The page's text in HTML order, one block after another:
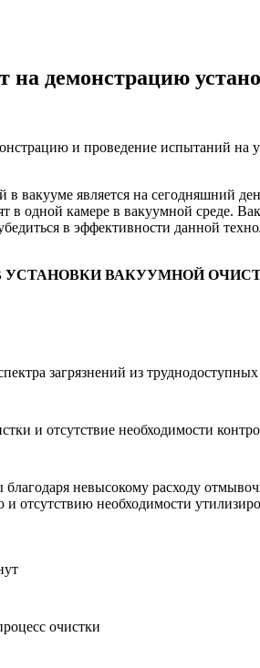
на демонстрацию
и проведение испытаний на
в вакууме является на сегодняшний
одной камере в вакуумной среде.
в эффективности данной
ВАКУУМНОЙ
загрязнений из
и отсутствие необходимости
невысокому расходу
отсутствию необходимости
очистки